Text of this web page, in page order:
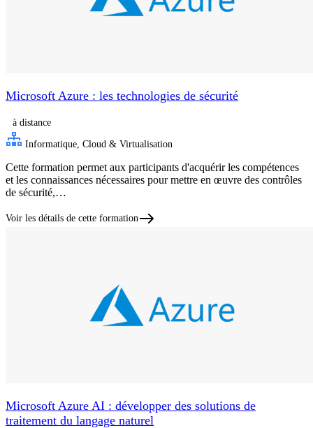
Microsoft Azure : les technologies de sécurité
à distance
Informatique, Cloud & Virtualisation
Cette formation permet aux participants d'acquérir les compétences
et les connaissances nécessaires pour mettre en œuvre des contrôles
de sécurité,…
Voir les détails de cette formation
Microsoft Azure AI : développer des solutions de
traitement du langage naturel